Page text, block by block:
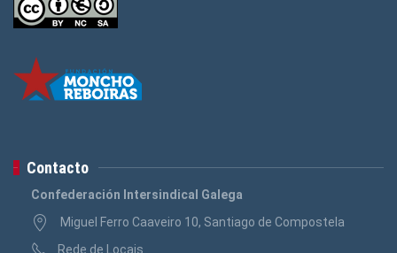
Contacto
Confederación Intersindical Galega
Miguel Ferro Caaveiro 10, Santiago de Compostela
Rede de Locais